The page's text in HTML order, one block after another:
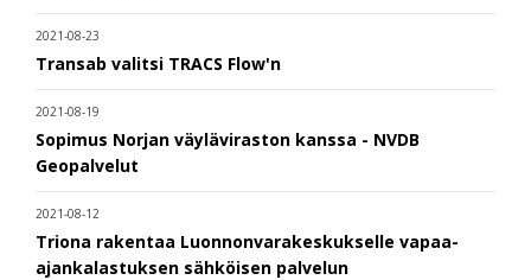
2021-08-23
Transab valitsi TRACS Flow'n
2021-08-19
Sopimus Norjan väyläviraston kanssa - NVDB
Geopalvelut
2021-08-12
Triona rakentaa Luonnonvarakeskukselle vapaa-
ajankalastuksen sähköisen palvelun